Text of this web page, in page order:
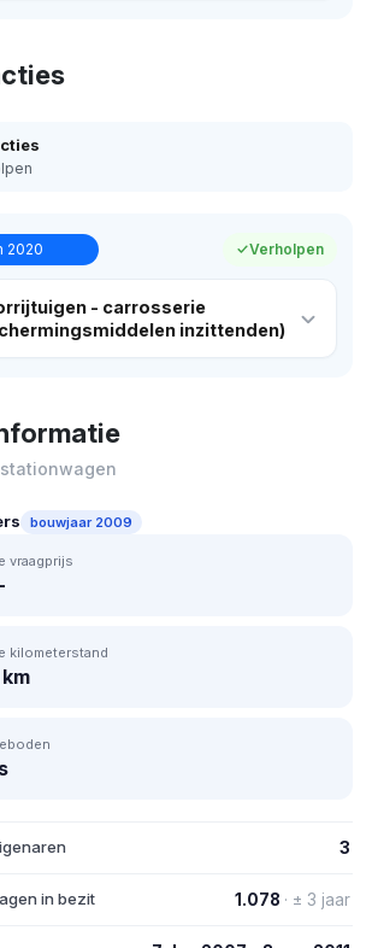
2020 Verholpen
- carrosserie
inzittenden)
bouwjaar 2009
vraagprijs
kilometerstand
3
in bezit 1.078 · ± 3 jaar